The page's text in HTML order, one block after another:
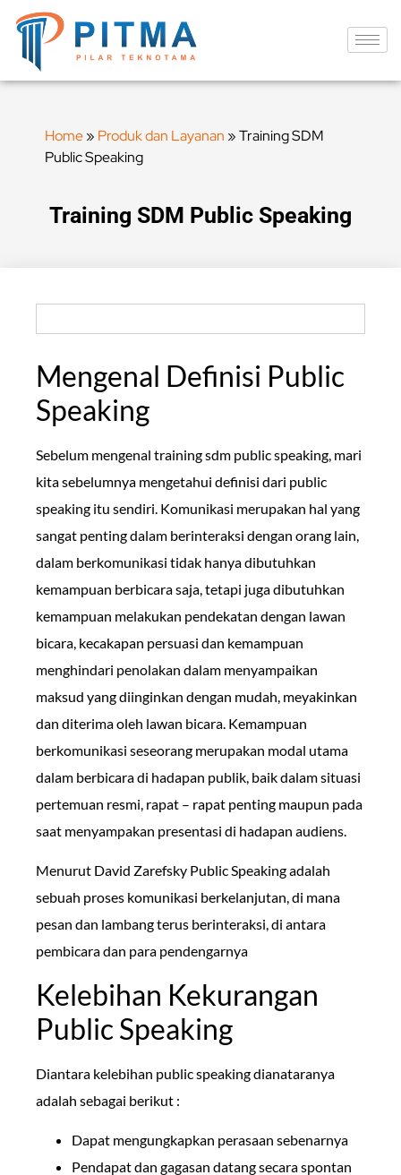
Home» Produk dan Layanan »Training SDM
Public Speaking
Training SDM Public Speaking
Mengenal Definisi Public
Speaking
Sebelum mengenal training sdm public speaking, mari
kita sebelumnya mengetahui definisi dari public
speaking itu sendiri. Komunikasi merupakan hal yang
sangat penting dalam berinteraksi dengan orang lain,
dalam berkomunikasi tidak hanya dibutuhkan
kemampuan berbicara saja, tetapi juga dibutuhkan
kemampuan melakukan pendekatan dengan lawan
bicara, kecakapan persuasi dan kemampuan
menghindari penolakan dalam menyampaikan
maksud yang diinginkan dengan mudah, meyakinkan
dan diterima oleh lawan bicara. Kemampuan
berkomunikasi seseorang merupakan modal utama
dalam berbicara di hadapan publik, baik dalam situasi
pertemuan resmi, rapat – rapat penting maupun pada
saat menyampakan presentasi di hadapan audiens.
Menurut David Zarefsky Public Speaking adalah
sebuah proses komunikasi berkelanjutan, di mana
pesan dan lambang terus berinteraksi, di antara
pembicara dan para pendengarnya
Kelebihan Kekurangan
Public Speaking
Diantara kelebihan public speaking dianataranya
adalah sebagai berikut :
Dapat mengungkapkan perasaan sebenarnya
Pendapat dan gagasan datang secara spontan